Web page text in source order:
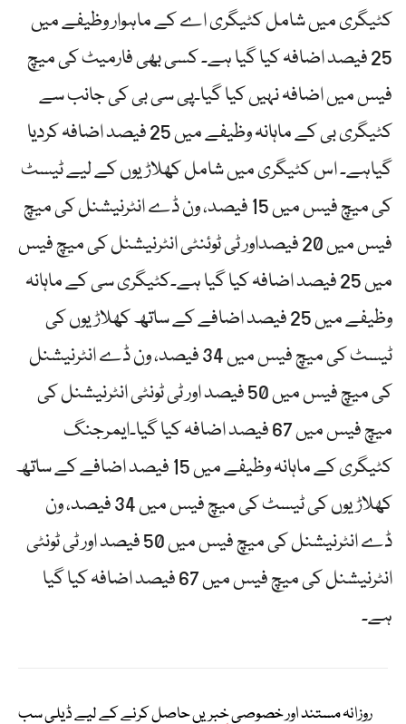
کٹیگری میں شامل کٹیگری اے کے ماہوار وظیفے میں
25 فیصد اضافہ کیا گیا ہے۔ کسی بھی فارمیٹ کی میچ
فیس میں اضافہ نہیں کیا گیا۔پی سی بی کی جانب سے
کٹیگری بی کے ماہانہ وظیفے میں 25 فیصد اضافہ کردیا
گیاہے۔ اس کٹیگری میں شامل کھلاڑیوں کے لیے ٹیسٹ
کی میچ فیس میں 15 فیصد، ون ڈے انٹرنیشنل کی میچ
فیس میں 20 فیصداور ٹی ٹوئنٹی انٹرنیشنل کی میچ فیس
میں 25 فیصد اضافہ کیا گیا ہے۔کٹیگری سی کے ماہانہ
وظیفے میں 25 فیصد اضافے کے ساتھ کھلاڑیوں کی
ٹیسٹ کی میچ فیس میں 34 فیصد، ون ڈے انٹرنیشنل
کی میچ فیس میں 50 فیصد اور ٹی ٹونٹی انٹرنیشنل کی
میچ فیس میں 67 فیصد اضافہ کیا گیا۔ایمرجنگ
کٹیگری کے ماہانہ وظیفے میں 15 فیصد اضافے کے ساتھ
کھلاڑیوں کی ٹیسٹ کی میچ فیس میں 34 فیصد، ون
ڈے انٹرنیشنل کی میچ فیس میں 50 فیصد اور ٹی ٹونٹی
انٹرنیشنل کی میچ فیس میں 67 فیصد اضافہ کیا گیا
ہے۔
روزانہ مستند اور خصوصی خبریں حاصل کرنے کے لیے ڈیلی سب